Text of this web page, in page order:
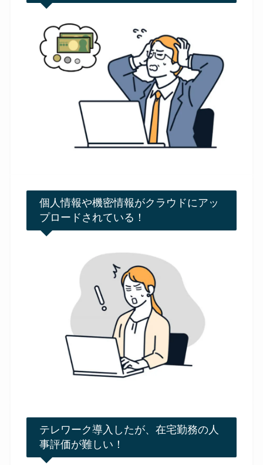
個人情報や機密情報がクラウドにアッ
プロードされている！
テレワーク導入したが、在宅勤務の人
事評価が難しい！